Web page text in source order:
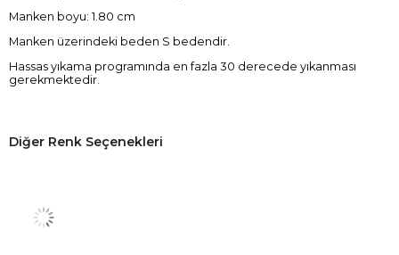
Manken boyu: 1.80 cm
Manken üzerindeki beden S bedendir.
Hassas yıkama programında en fazla 30 derecede yıkanması
gerekmektedir.
Diğer Renk Seçenekleri